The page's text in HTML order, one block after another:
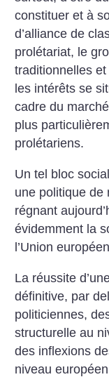
constituer et à
d’alliance de
prolétariat, le
traditionnelles
les intérêts se
cadre du
plus
prolétariens.
Un tel bloc
une politique de
régnant
évidemment la
l’Union
La réussite
définitive, par
politiciennes,
structurelle au
des inflexions
niveau